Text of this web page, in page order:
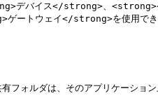
デバイス</strong>、
ゲートウェイ</strong>を使
フォルダは、そのアプリケーショ